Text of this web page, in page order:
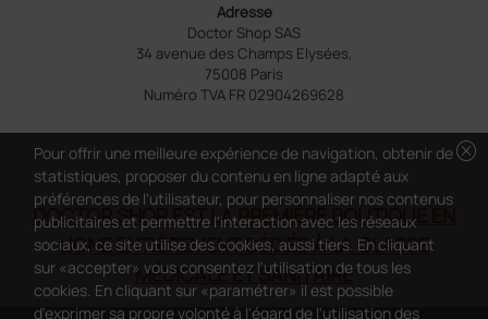
Adresse
Doctor Shop SAS
34 avenue des Champs Elysées,
75008 Paris
Numéro TVA FR 02904269628
DOCTOR SHOP EST LA PREMIÈRE BOUTIQUE EN
LIGNE ENTIÈREMENT DÉDIÉE À LA CLASSE
MÉDICALE ET SANITAIRE
cancel
Pour offrir une meilleure expérience de navigation, obtenir de
statistiques, proposer du contenu en ligne adapté aux
préférences de l'utilisateur, pour personnaliser nos contenus
publicitaires et permettre l'interaction avec les réseaux
sociaux, ce site utilise des cookies, aussi tiers. En cliquant
sur «accepter» vous consentez l'utilisation de tous les
cookies. En cliquant sur «paramétrer» il est possible
d'exprimer sa propre volonté à l'égard de l'utilisation des